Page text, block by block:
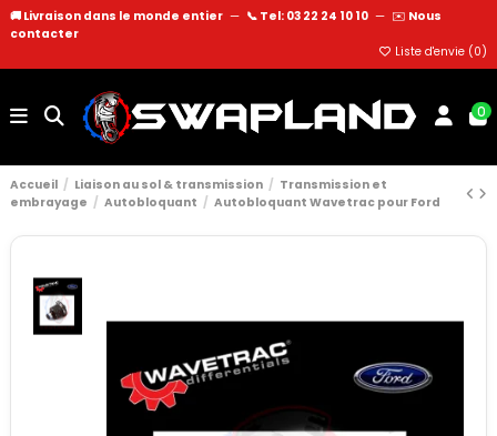
🚚 Livraison dans le monde entier — 📞 Tel: 03 22 24 10 10 — ✉️ Nous
contacter
Liste d'envie (0)
0
Accueil Liaison au sol & transmission
Transmission et
embrayage
Autobloquant Autobloquant Wavetrac pour Ford